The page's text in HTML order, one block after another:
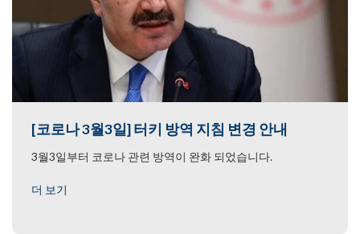
[코로나 3월3일] 터키 방역 지침 변경 안내
3월3일부터 코로나 관련 방역이 완화 되었습니다.
더 보기